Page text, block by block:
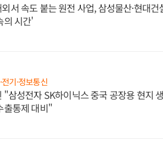
서 속도 붙는 원전 사업, 삼성물산·현대건
의 시간'
전기·정보통신
"삼성전자 SK하이닉스 중국 공장용 현지
출통제 대비"